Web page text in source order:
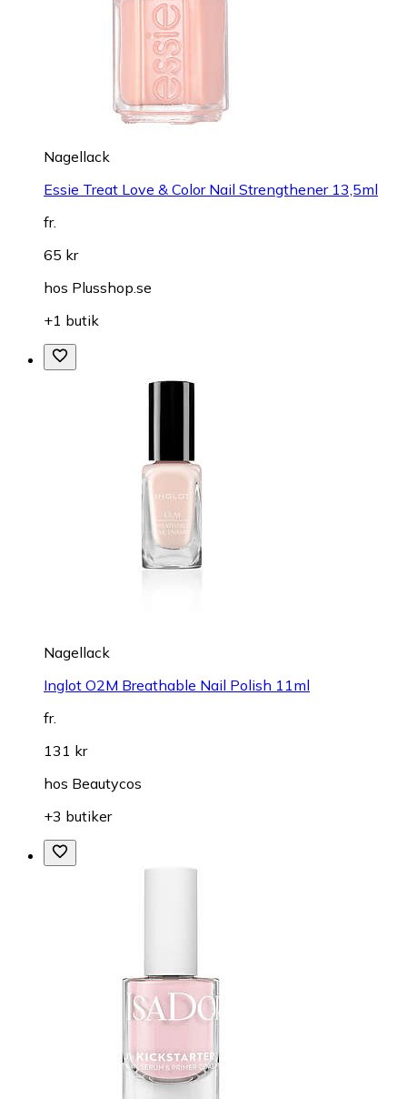
Nagellack
Essie Treat Love & Color Nail Strengthener 13,5ml
fr.
65 kr
hos Plusshop.se
+1 butik
Nagellack
Inglot O2M Breathable Nail Polish 11ml
fr.
131 kr
hos Beautycos
+3 butiker